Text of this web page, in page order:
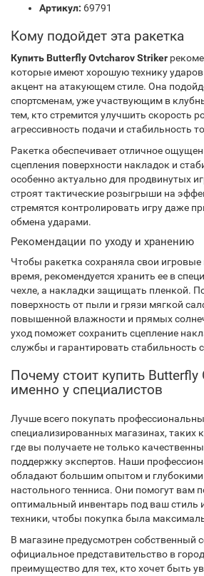
Артикул: 69791
Кому подойдет эта ракетка
Купить Butterfly Ovtcharov Striker
которые имеют хорошую технику ударов
акцент на атакующем стиле. Она
спортсменам, уже участвующим в
тем, кто стремится улучшить скорость
агрессивность подачи и стабильность
Ракетка обеспечивает отличное
сцепления поверхности накладок и
особенно актуально для продвинутых
строят тактические розыгрыши на
стремятся контролировать игру даже
обмена ударами.
Рекомендации по уходу и хранению
Чтобы ракетка сохраняла свои игровые
время, рекомендуется хранить ее в
чехле, а накладки защищать пленкой.
поверхность от пыли и грязи мягкой
повышенной влажности и прямых
уход поможет сохранить сцепление
службы и гарантировать стабильность
Почему стоит купить Butterfly
именно у специалистов
Лучше всего покупать
специализированных магазинах, таких
где вы получаете не только
поддержку экспертов. Наши
обладают большим опытом и
настольного тенниса. Они помогут вам
оптимальный инвентарь под ваш стиль
техники, чтобы покупка была
В магазине предусмотрен собственный
официальное представительство в
преимущество для тех, кто хочет быть